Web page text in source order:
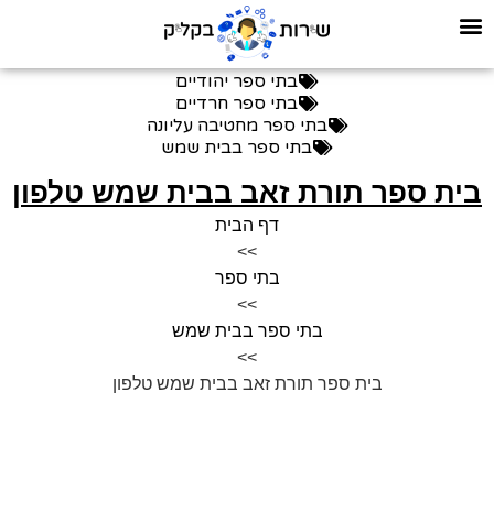
בתי ספר יהודיים
בתי ספר חרדיים
בתי ספר מחטיבה עליונה
בתי ספר בבית שמש
בית ספר תורת זאב בבית שמש טלפון
דף הבית
>>
בתי ספר
>>
בתי ספר בבית שמש
>>
בית ספר תורת זאב בבית שמש טלפון